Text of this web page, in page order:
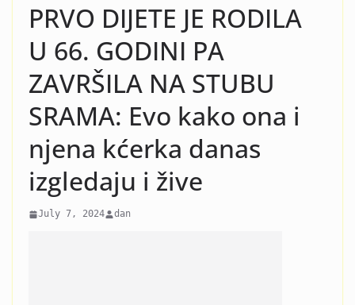
PRVO DIJETE JE RODILA
U 66. GODINI PA
ZAVRŠILA NA STUBU
SRAMA: Evo kako ona i
njena kćerka danas
izgledaju i žive
July 7, 2024 dan